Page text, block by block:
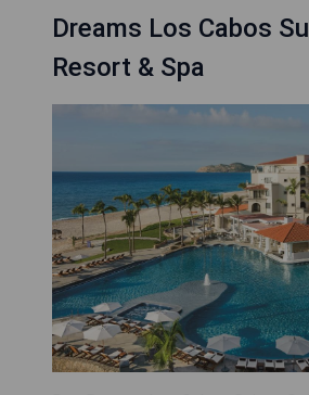
Dreams Los Cabos
Resort & Spa